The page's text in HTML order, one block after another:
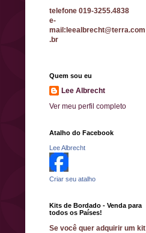
telefone 019-3255.4838
e-
mail:leealbrecht@terra.com
.br
Quem sou eu
Lee Albrecht
Ver meu perfil completo
Atalho do Facebook
Lee Albrecht
Criar seu atalho
Kits de Bordado - Venda para
todos os Países!
Se você quer adquirir um kit